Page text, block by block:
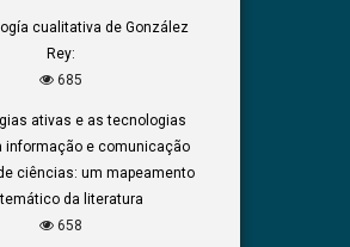
cualitativa de González
Rey:
685
ativas e as tecnologias
informação e comunicação
ciências: um mapeamento
da literatura
658